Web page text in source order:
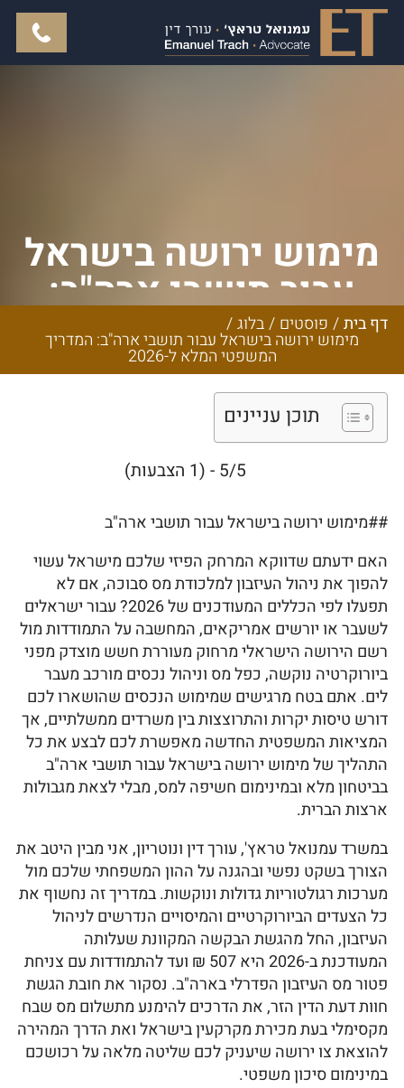
מימוש ירושה בישראל
עבור תושבי ארה"ב:
המדריך המשפטי
המלא ל-2026
דף בית/ פוסטים /בלוג/
מימוש ירושה בישראל עבור תושבי ארה"ב: המדריך
המשפטי המלא ל-2026
תוכן עניינים
5/5 - (1 הצבעות)
##מימוש ירושה בישראל עבור תושבי ארה"ב
האם ידעתם שדווקא המרחק הפיזי שלכם מישראל עשוי
להפוך את ניהול העיזבון למלכודת מס סבוכה, אם לא
תפעלו לפי הכללים המעודכנים של 2026? עבור ישראלים
לשעבר או יורשים אמריקאים, המחשבה על התמודדות מול
רשם הירושה הישראלי מרחוק מעוררת חשש מוצדק מפני
ביורוקרטיה נוקשה, כפל מס וניהול נכסים מורכב מעבר
לים. אתם בטח מרגישים שמימוש הנכסים שהושארו לכם
דורש טיסות יקרות והתרוצצות בין משרדים ממשלתיים, אך
המציאות המשפטית החדשה מאפשרת לכם לבצע את כל
התהליך של מימוש ירושה בישראל עבור תושבי ארה"ב
בביטחון מלא ובמינימום חשיפה למס, מבלי לצאת מגבולות
ארצות הברית.
במשרד עמנואל טראץ', עורך דין ונוטריון, אני מבין היטב את
הצורך בשקט נפשי ובהגנה על ההון המשפחתי שלכם מול
מערכות רגולטוריות גדולות ונוקשות. במדריך זה נחשוף את
כל הצעדים הביורוקרטיים והמיסויים הנדרשים לניהול
העיזבון, החל מהגשת הבקשה המקוונת שעלותה
המעודכנת ב-2026 היא 507 ₪ ועד להתמודדות עם צניחת
פטור מס העיזבון הפדרלי בארה"ב. נסקור את חובת הגשת
חוות דעת הדין הזר, את הדרכים להימנע מתשלום מס שבח
מקסימלי בעת מכירת מקרקעין בישראל ואת הדרך המהירה
להוצאת צו ירושה שיעניק לכם שליטה מלאה על רכושכם
במינימום סיכון משפטי.